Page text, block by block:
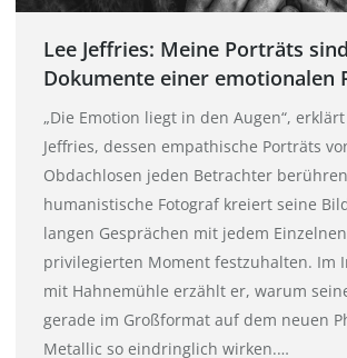
Lee Jeffries: Meine Porträts sind
Dokumente einer emotionalen
„Die Emotion liegt in den Augen“, erklärt
Jeffries, dessen empathische Porträts
Obdachlosen jeden Betrachter
humanistische Fotograf kreiert seine
langen Gesprächen mit jedem
privilegierten Moment festzuhalten. Im
mit Hahnemühle erzählt er, warum
gerade im Großformat auf dem neuen
Metallic so eindringlich wirken.…